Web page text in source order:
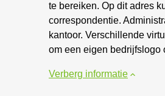
te bereiken. Op dit adres
correspondentie.
kantoor. Verschillende
om een eigen bedrijfslogo
Verberg informatie